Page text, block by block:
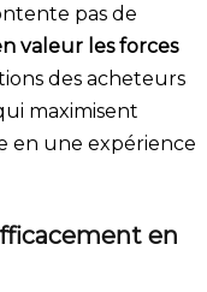
pas de
valeur les forces
des acheteurs
maximisent
en une expérience
en